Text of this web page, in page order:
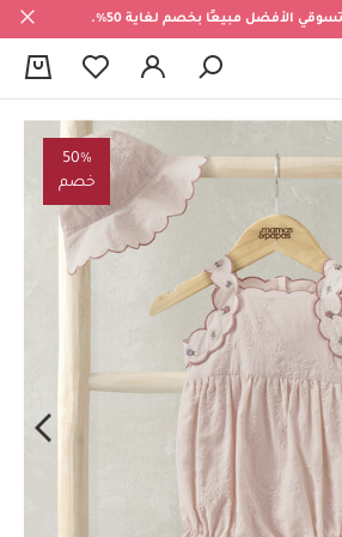
الأفضل مبيعًا بخصم لغاية 50%.
50%
خصم